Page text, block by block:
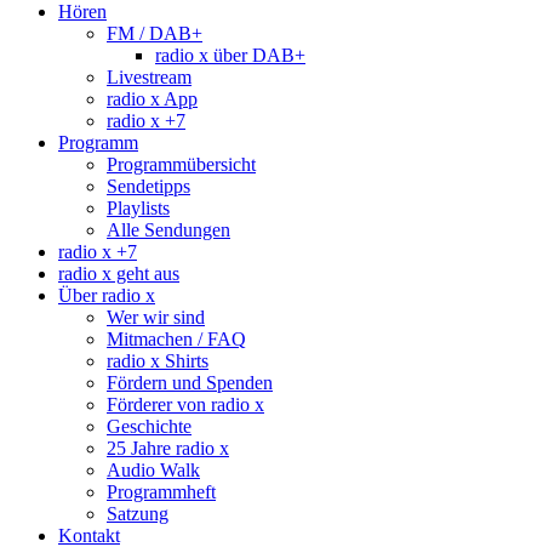
Hören
FM / DAB+
radio x über DAB+
Livestream
radio x App
radio x +7
Programm
Programmübersicht
Sendetipps
Playlists
Alle Sendungen
radio x +7
radio x geht aus
Über radio x
Wer wir sind
Mitmachen / FAQ
radio x Shirts
Fördern und Spenden
Förderer von radio x
Geschichte
25 Jahre radio x
Audio Walk
Programmheft
Satzung
Kontakt